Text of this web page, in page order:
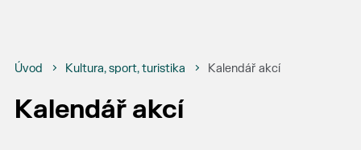
Úvod Kultura, sport, turistika Kalendář akcí
Kalendář akcí